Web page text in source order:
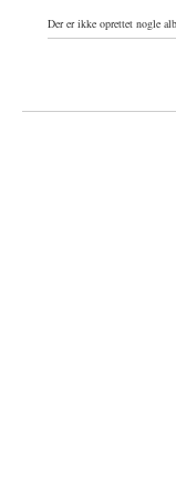
Der er ikke oprettet nogle